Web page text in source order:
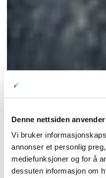
Denne nettsiden
Vi bruker
annonser et personlig
mediefunksjoner og for å
dessuten informasjon om